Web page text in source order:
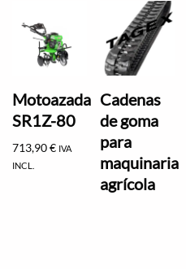
Motoazada
SR1Z-80
713,90€ IVA
INCL.
Cadenas
de goma
para
maquinaria
agrícola